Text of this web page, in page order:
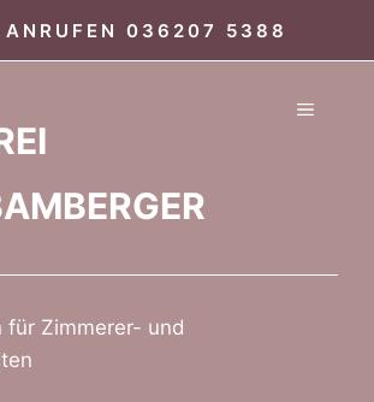
036207 5388
MENÜ
für Zimmerer- und